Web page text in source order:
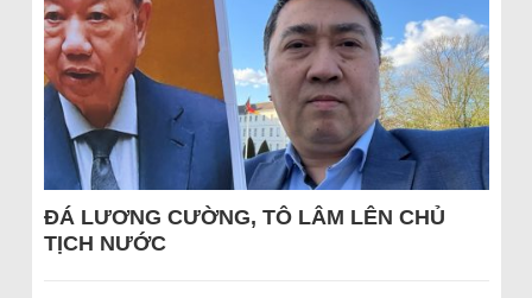
ĐÁ LƯƠNG CƯỜNG, TÔ LÂM LÊN CHỦ
TỊCH NƯỚC